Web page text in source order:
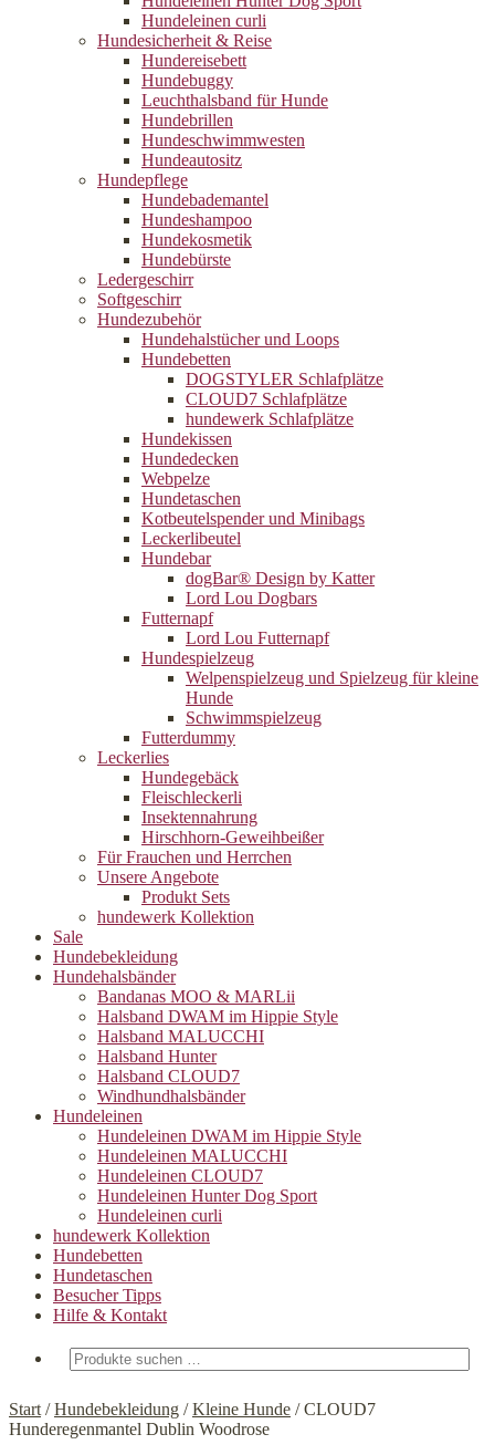
Hundeleinen curli
Hundesicherheit & Reise
Hundereisebett
Hundebuggy
Leuchthalsband für Hunde
Hundebrillen
Hundeschwimmwesten
Hundeautositz
Hundepflege
Hundebademantel
Hundeshampoo
Hundekosmetik
Hundebürste
Ledergeschirr
Softgeschirr
Hundezubehör
Hundehalstücher und Loops
Hundebetten
DOGSTYLER Schlafplätze
CLOUD7 Schlafplätze
hundewerk Schlafplätze
Hundekissen
Hundedecken
Webpelze
Hundetaschen
Kotbeutelspender und Minibags
Leckerlibeutel
Hundebar
dogBar® Design by Katter
Lord Lou Dogbars
Futternapf
Lord Lou Futternapf
Hundespielzeug
Welpenspielzeug und Spielzeug für kleine
Hunde
Schwimmspielzeug
Futterdummy
Leckerlies
Hundegebäck
Fleischleckerli
Insektennahrung
Hirschhorn-Geweihbeißer
Für Frauchen und Herrchen
Unsere Angebote
Produkt Sets
hundewerk Kollektion
Sale
Hundebekleidung
Hundehalsbänder
Bandanas MOO & MARLii
Halsband DWAM im Hippie Style
Halsband MALUCCHI
Halsband Hunter
Halsband CLOUD7
Windhundhalsbänder
Hundeleinen
Hundeleinen DWAM im Hippie Style
Hundeleinen MALUCCHI
Hundeleinen CLOUD7
Hundeleinen Hunter Dog Sport
Hundeleinen curli
hundewerk Kollektion
Hundebetten
Hundetaschen
Besucher Tipps
Hilfe & Kontakt
Suchen
nach:
Start /Hundebekleidung /Kleine Hunde /CLOUD7
Hunderegenmantel Dublin Woodrose